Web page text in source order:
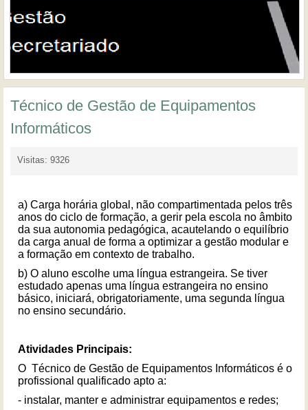
Técnico de Gestão de Equipamentos
Informáticos
Visitas: 9326
a) Carga horária global, não compartimentada pelos três
anos do ciclo de formação, a gerir pela escola no âmbito
da sua autonomia pedagógica, acautelando o equilíbrio
da carga anual de forma a optimizar a gestão modular e
a formação em contexto de trabalho.
b) O aluno escolhe uma língua estrangeira. Se tiver
estudado apenas uma língua estrangeira no ensino
básico, iniciará, obrigatoriamente, uma segunda língua
no ensino secundário.
Atividades Principais:
O Técnico de Gestão de Equipamentos Informáticos é o
profissional qualificado apto a:
- instalar, manter e administrar equipamentos e redes;